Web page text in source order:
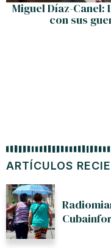
ARTÍCULOS
Miguel Díaz-Canel:
con sus